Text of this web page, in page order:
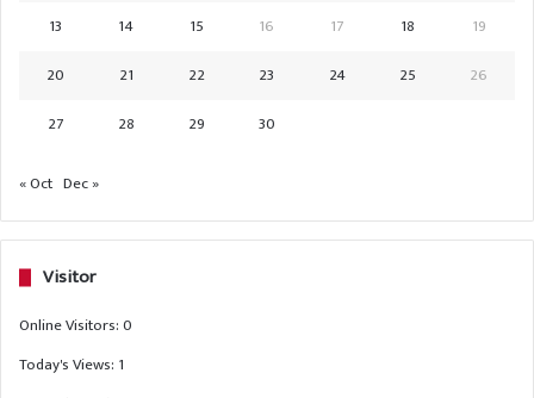
13
14 15 16 17 18
19
20
21 22 23 24 25
26
27
28 29 30
« Oct Dec »
Visitor
Online Visitors:0
Today's Views: 1